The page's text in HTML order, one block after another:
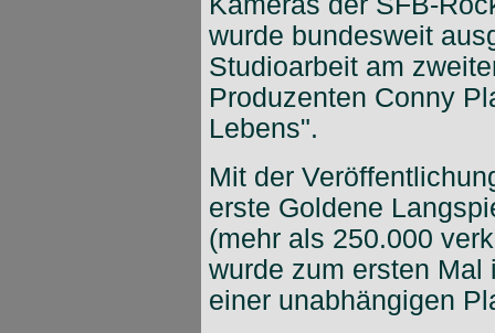
wurde bundesweit
Studioarbeit am
Produzenten Conny
Lebens".
Mit der
erste Goldene
(mehr als 250.000
wurde zum ersten Mal
einer unabhängigen